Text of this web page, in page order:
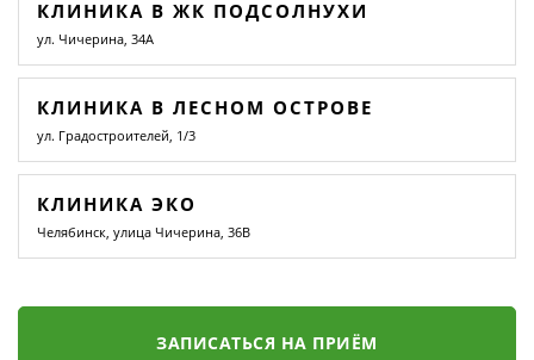
КЛИНИКА В ЖК ПОДСОЛНУХИ
ул. Чичерина, 34А
КЛИНИКА В ЛЕСНОМ ОСТРОВЕ
ул. Градостроителей, 1/3
КЛИНИКА ЭКО
Челябинск, улица Чичерина, 36В
ЗАПИСАТЬСЯ НА ПРИЁМ